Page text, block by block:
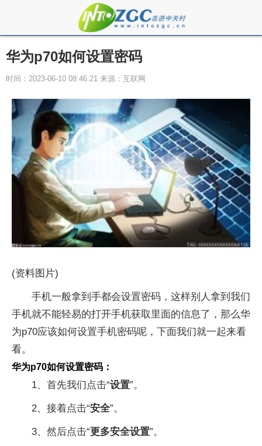
华为p70如何设置密码
时间：2023-06-10 08:46:21 来源：互联网
(资料图片)
手机一般拿到手都会设置密码，这样别人拿到我们
手机就不能轻易的打开手机获取里面的信息了，那么华
为p70应该如何设置手机密码呢，下面我们就一起来看
看。
华为p70如何设置密码：
1、首先我们点击“设置”。
2、接着点击“安全”。
3、然后点击“更多安全设置”。